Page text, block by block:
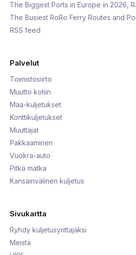
The Biggest Ports in Europe in 2026,
The Busiest RoRo Ferry Routes and
RSS feed
Palvelut
Toimistosiirto
Muutto kotiin
Maa-kuljetukset
Konttikuljetukset
Muuttajat
Pakkaaminen
Vuokra-auto
Pitkä matka
Kansainvälinen kuljetus
Sivukartta
Ryhdy kuljetusyrittäjäksi
Meistä